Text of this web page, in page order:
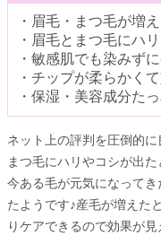
・眉毛・まつ毛が増
・眉毛とまつ毛にハ
・敏感肌でも染みず
・チップが柔らかく
・保湿・美容成分た
ネット上の評判を圧倒的
まつ毛にハリやコシが出た
今ある毛が元気になって
たようです♪産毛が増えた
りケアできるので効果が見